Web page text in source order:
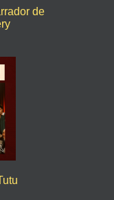
de